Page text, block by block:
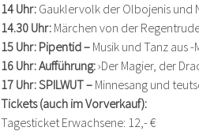
14 Uhr: Gauklervolk der Olbojenis und
14.30 Uhr: Märchen von der
15 Uhr: Pipentid – Musik und Tanz aus
16 Uhr: Aufführung: ›Der Magier, der
17 Uhr: SPILWUT – Minnesang und
Tickets (auch im Vorverkauf):
Tagesticket Erwachsene: 12,- €